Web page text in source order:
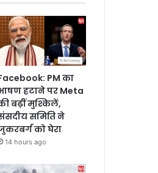
PM का
हटाने पर Meta
बढ़ीं मुश्किलें,
समिति ने
को घेरा
14 hours ago